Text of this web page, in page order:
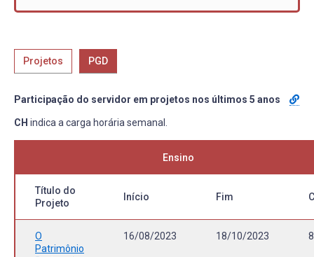
Projetos PGD
Participação do servidor em projetos nos últimos 5 anos
CH indica a carga horária semanal.
Ensino
Título do
Projeto
Início Fim
O
Patrimônio
16/08/2023 18/10/2023 8